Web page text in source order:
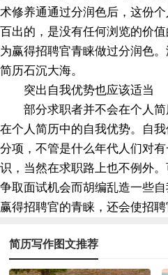
术修养通通过分润色后，这份
百出的，是没有任何浏览的价
为赢得招聘官青睐做过分润色
简历石沉大海。
突出自我优势也应该适当
部分求职者并不会在个人简
在个人简历中的自我优势。自
分项，不管是什么年代人们对
识，当然在求职路上也不例外
争取面试机会而胡编乱造一些
赢得招聘官的青睐，还会使招聘
简历写作图文推荐